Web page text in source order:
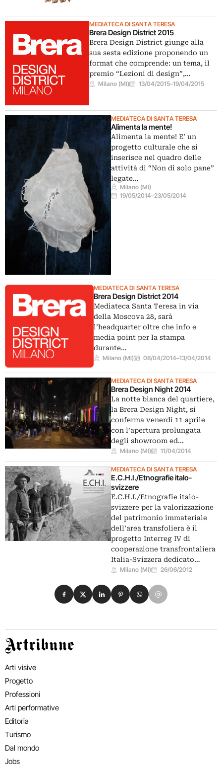
MEDIATECA DI SANTA TERESA
Brera Design District 2015
Brera Design District giunge alla
sua sesta edizione proponendo un
format che comprende: un tema, il
premio “Lezioni di design”,…
Milano (MI) 13/04/2015–19/04/2015
MEDIATECA DI SANTA TERESA
Alimenta la mente!
Alimenta la mente! E’ un
progetto culturale che si
inserisce nel quadro delle
attività di “Non di solo pane”
legate…
Milano (MI)
19/05/2014–23/05/2014
MEDIATECA DI SANTA TERESA
Brera Design District 2014
Mediateca Santa Teresa in via
della Moscova 28, sarà
l’headquarter oltre che info e
media point per la stampa
durante…
Milano (MI) 08/04/2014–13/04/2014
MEDIATECA DI SANTA TERESA
Brera Design Night 2014
La notte bianca del quartiere,
la Brera Design Night, si
conferma venerdì 11 aprile
con l’apertura prolungata
degli showroom ed…
Milano (MI) 11/04/2014
MEDIATECA DI SANTA TERESA
E.C.H.I./Etnografie italo-
svizzere
E.C.H.I./Etnografie italo-
svizzere per la valorizzazione
del patrimonio immateriale
dell’area transfoliera è il
progetto Interreg IV di
cooperazione transfrontaliera
Italia-Svizzera dedicato…
Milano (MI) 26/06/2012
Condividi su Facebook
Condividi su X
Condividi su LinkedIn
Condividi su Pinterest
Condividi su WhatsApp
Condividi su Email
Artribune
Arti visive
Progetto
Professioni
Arti performative
Editoria
Turismo
Dal mondo
Jobs